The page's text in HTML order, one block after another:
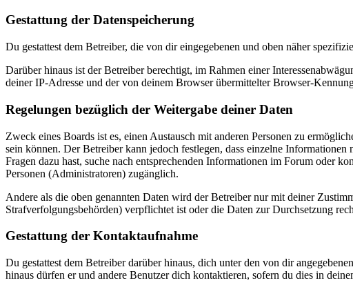
Gestattung der Datenspeicherung
Du gestattest dem Betreiber, die von dir eingegebenen und oben näher
Darüber hinaus ist der Betreiber berechtigt, im Rahmen einer
deiner IP-Adresse und der von deinem Browser übermittelter Browser-
Regelungen bezüglich der Weitergabe deiner Daten
Zweck eines Boards ist es, einen Austausch mit anderen Personen zu
sein können. Der Betreiber kann jedoch festlegen, dass einzelne
Fragen dazu hast, suche nach entsprechenden Informationen im Forum oder
Personen (Administratoren) zugänglich.
Andere als die oben genannten Daten wird der Betreiber nur mit deiner
Strafverfolgungsbehörden) verpflichtet ist oder die Daten zur Durchsetzung
Gestattung der Kontaktaufnahme
Du gestattest dem Betreiber darüber hinaus, dich unter den von dir
hinaus dürfen er und andere Benutzer dich kontaktieren, sofern du dies in